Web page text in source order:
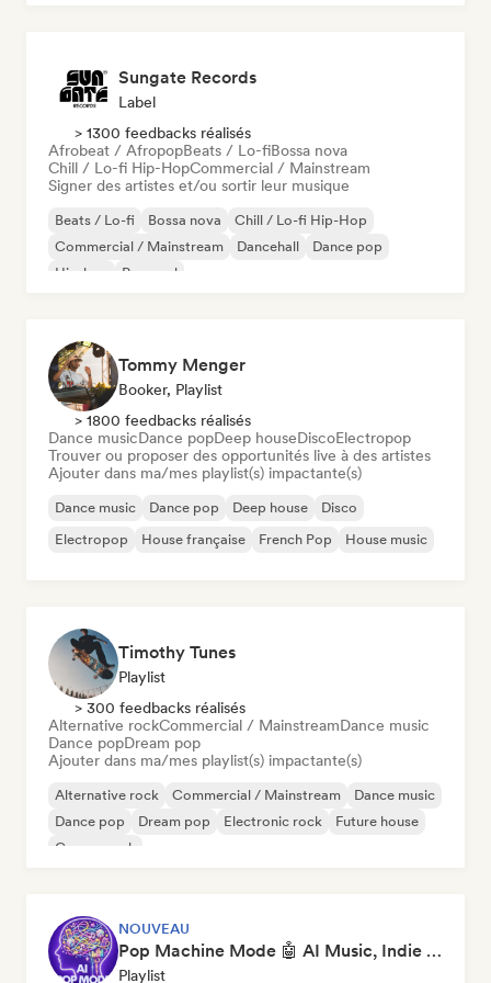
Sungate Records
Label
> 1300 feedbacks réalisés
Afrobeat / AfropopBeats / Lo-fiBossa nova
Chill / Lo-fi Hip-HopCommercial / Mainstream
Signer des artistes et/ou sortir leur musique
Beats / Lo-fi Bossa nova
Chill / Lo-fi Hip-Hop
Commercial / Mainstream
Dancehall
Dance pop
Hip-hop
Pop soul
Tommy Menger
Booker, Playlist
> 1800 feedbacks réalisés
Dance musicDance popDeep houseDiscoElectropop
Trouver ou proposer des opportunités live à des artistes
Ajouter dans ma/mes playlist(s) impactante(s)
Dance music Dance pop Deep house
Disco
Electropop
House française French Pop House music
Timothy Tunes
Playlist
> 300 feedbacks réalisés
Alternative rockCommercial / MainstreamDance music
Dance popDream pop
Ajouter dans ma/mes playlist(s) impactante(s)
Alternative rock Commercial / Mainstream
Dance music
Dance pop
Dream pop Electronic rock
Future house
Garage rock
NOUVEAU
Pop Machine Mode 🤖 AI Music, Indie Pop & Dream Pop
Playlist